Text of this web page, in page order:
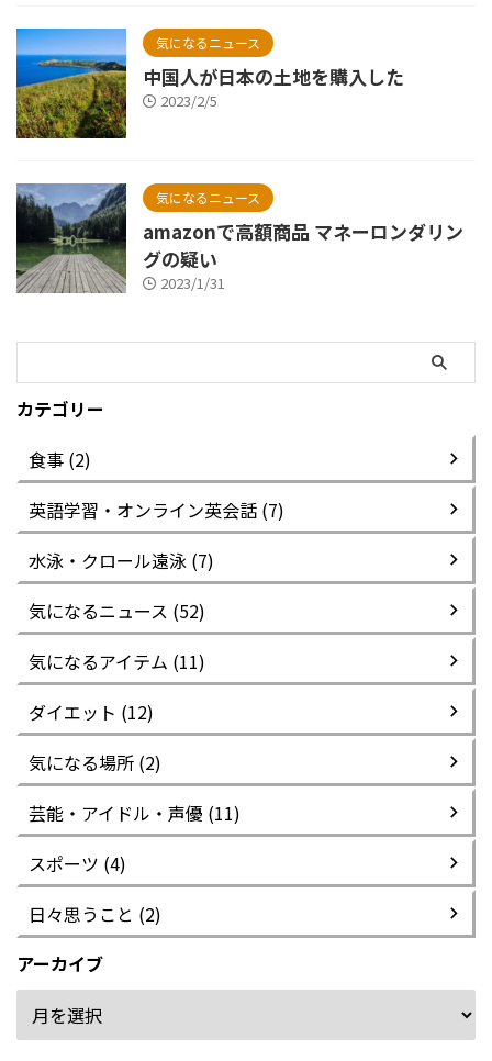
気になるニュース
中国人が日本の土地を購入した
2023/2/5
気になるニュース
amazonで高額商品 マネーロンダリン
グの疑い
2023/1/31
カテゴリー
食事 (2)
英語学習・オンライン英会話 (7)
水泳・クロール遠泳 (7)
気になるニュース (52)
気になるアイテム (11)
ダイエット (12)
気になる場所 (2)
芸能・アイドル・声優 (11)
スポーツ (4)
日々思うこと (2)
アーカイブ